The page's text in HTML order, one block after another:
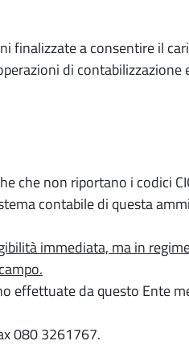
a consentire il
di
non riportano i codici
contabile di questa
immediata, ma in
effettuate da questo Ente
080 3261767.